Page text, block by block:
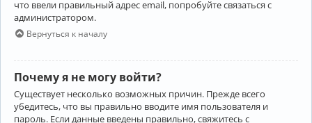
что ввели правильный адрес email, попробуйте связаться с
администратором.
Вернуться к началу
Почему я не могу войти?
Существует несколько возможных причин. Прежде всего
убедитесь, что вы правильно вводите имя пользователя и
пароль. Если данные введены правильно, свяжитесь с